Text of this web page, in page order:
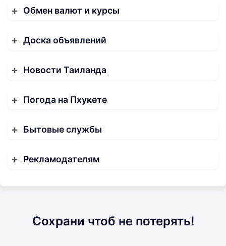
Обмен валют и курсы
Доска объявлений
Новости Таиланда
Погода на Пхукете
Бытовые службы
Рекламодателям
Сохрани чтоб не потерять!